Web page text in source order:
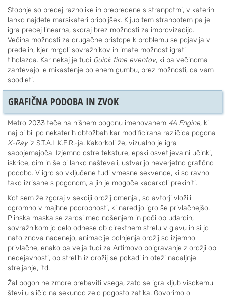
Stopnje so precej raznolike in prepredene s stranpotmi, v katerih
lahko najdete marsikateri priboljšek. Kljub tem stranpotem pa je
igra precej linearna, skoraj brez možnosti za improvizacijo.
Večina možnosti za drugačne pristope k problemu se pojavlja v
predelih, kjer mrgoli sovražnikov in imate možnost igrati
tiholazca. Kar nekaj je tudi Quick time eventov, ki pa večinoma
zahtevajo le mikastenje po enem gumbu, brez možnosti, da vam
spodleti.
GRAFIČNA PODOBA IN ZVOK
Metro 2033 teče na hišnem pogonu imenovanem 4A Engine, ki
naj bi bil po nekaterih obtožbah kar modificirana različica pogona
X-Rayiz S.T.A.L.K.E.R.-ja. Kakorkoli že, vizualno je igra
sapojemajoča! Izjemno ostre teksture, epski osvetljevalni učinki,
iskrice, dim in še bi lahko naštevali, ustvarijo neverjetno grafično
podobo. V igro so vključene tudi vmesne sekvence, ki so ravno
tako izrisane s pogonom, a jih je mogoče kadarkoli prekiniti.
Kot sem že zgoraj v sekciji orožij omenjal, so avtorji vložili
ogromno v majhne podrobnosti, ki naredijo igro še privlačnejšo.
Plinska maska se zarosi med nošenjem in poči ob udarcih,
sovražnikom jo celo odnese ob direktnem strelu v glavu in si jo
nato znova nadenejo, animacije polnjenja orožij so izjemno
privlačne, enako pa velja tudi za Artimovo poigravanje z orožji ob
nedejavnosti, ob strelih iz orožij se pokadi in oteži nadaljnje
streljanje, itd.
Žal pogon ne zmore prebaviti vsega, zato se igra kljub visokemu
številu sličic na sekundo zelo pogosto zatika. Govorimo o